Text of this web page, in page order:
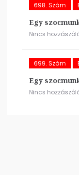
698. Szám
Egy
Nincs
699. Szám
Egy
Nincs